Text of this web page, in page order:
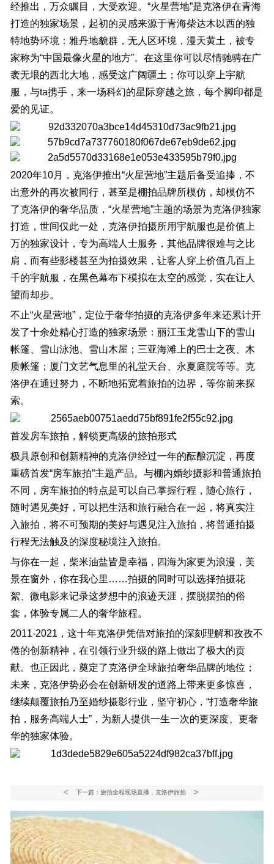
经推出，万众瞩目，大受欢迎。“火星营地”是克洛伊在青海
打造的独家场景，起初的灵感来源于青海柴达木以西的独
特地势环境：雅丹地貌群，无人区环境，漫天黄土，被专
家称为“中国最像火星的地方”。在这里你可以尽情驰骋在广
袤无垠的西北大地，感受这广阔疆土；你可以穿上宇航
服，与ta携手，来一场科幻的星际穿越之旅，每个脚印都是
爱的见证。
2020年10月，克洛伊推出“火星营地”主题后备受追捧，不
出意外的再次被同行，甚至是棚拍品牌所模仿，却模仿不
了克洛伊的奢华品质，“火星营地”主题的场景为克洛伊独家
打造，世间仅此一处，克洛伊拍摄所用宇航服也是价值上
万的独家设计，专为高端人士服务，其他品牌很难与之比
肩，而有些影楼甚至为拍摄效果，让客人穿上价值几百上
千的宇航服，在黑色幕布下模拟在太空的感觉，实在让人
望而却步。
不止“火星营地”，定位于奢华拍摄的克洛伊多年来还累计开
发了十余处精心打造的独家场景：丽江玉龙雪山下的雪山
帐篷、雪山泳池、雪山木屋；三亚海滩上的巴士之夜、木
质帐篷；厦门文艺气息里的礼堂天台、永夏庭院等等。克
洛伊在通过努力，不断地拓宽着旅拍的边界，等你前来探
索。
首发房车旅拍，解锁更高级的旅拍形式
极具原创和创新精神的克洛伊经过一年的酝酿沉淀，再度
重磅首发“房车旅拍”主题产品。与棚内婚纱摄影和普通旅拍
不同，房车旅拍的特点是可以自己掌握行程，随心旅行，
随时遇见美好，可以把生活和旅行融合在一起，将真实注
入旅拍，将不可预期的美好与遇见注入旅拍，将普通拍摄
行程无法触及的深度秘境注入旅拍。
与你在一起，柴米油盐皆是幸福，四海为家更为浪漫，美
景在窗外，你在我心里……拍摄的同时可以选择拍摄花
絮、微电影来记录这梦想中的浪迹天涯，摆脱摆拍的俗
套，体验专属二人的奢华旅程。
2011-2021，这十年克洛伊凭借对旅拍的深刻理解和孜孜不
倦的创新精神，在引领行业升级的路上做出了极大的贡
献。也正因此，奠定了克洛伊全球旅拍奢华品牌的地位；
未来，克洛伊势必会在创新研发的道路上带来更多惊喜，
继续颠覆旅拍乃至婚纱摄影行业，坚守初心，“打造奢华旅
拍，服务高端人士”，为新人提供一生一次的更深度、更奢
华的独家体验。
< 下一篇：旅拍全程现场直播，克洛伊旅拍>